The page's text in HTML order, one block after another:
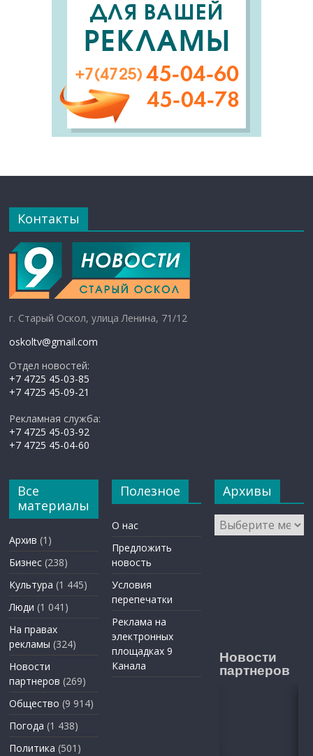
Контакты
г. Старый Оскол, улица Ленина, 71/12
oskoltv@gmail.com
Отдел новостей:
+7 4725 45-03-85
+7 4725 45-09-21
Рекламная служба:
+7 4725 45-03-92
+7 4725 45-04-60
Все
материалы
Архив (1)
Бизнес (238)
Культура (1 445)
Люди (1 041)
На правах
рекламы (324)
Новости
партнеров (269)
Общество (9 914)
Погода (1 438)
Политика (501)
Полезное
О нас
Предложить
новость
Условия
перепечатки
Реклама на
электронных
площадках 9
Канала
Архивы
Архивы
Новости
партнеров